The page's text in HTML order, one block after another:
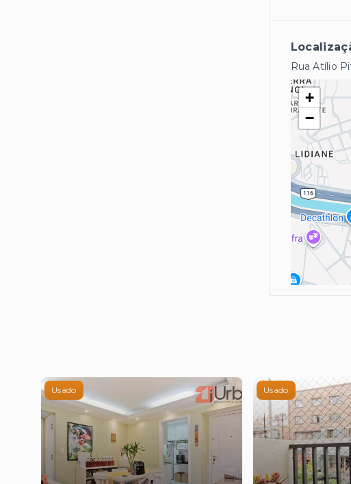
Rua Atílio
+
−
Usado Usado